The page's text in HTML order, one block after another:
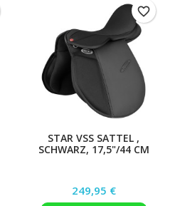
STAR VSS SATTEL ,
SCHWARZ, 17,5"/44 CM
Preis
249,95 €
favorite_border